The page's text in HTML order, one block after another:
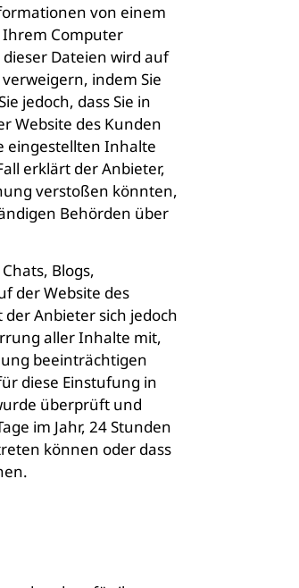
von einem
Ihrem Computer
Dateien wird auf
indem Sie
jedoch, dass Sie in
Website des Kunden
eingestellten Inhalte
erklärt der Anbieter,
verstoßen könnten,
Behörden über
Blogs,
der Website des
Anbieter sich jedoch
aller Inhalte mit,
beeinträchtigen
diese Einstufung in
überprüft und
im Jahr, 24 Stunden
können oder dass